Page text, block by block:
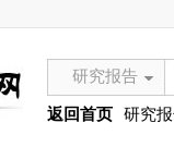
研究报告
返回首页 研究